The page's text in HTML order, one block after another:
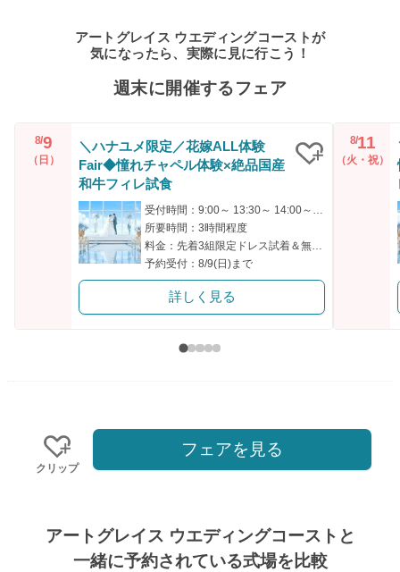
アートグレイス ウエディングコーストが
気になったら、実際に見に行こう！
週末に開催するフェア
8/9
（日）
＼ハナユメ限定／花嫁ALL体験
Fair◆憧れチャペル体験×絶品国産
和牛フィレ試食
受付時間：9:00～ 13:30～ 14:00～ 14:30～ 17:00～
所要時間：3時間程度
料金：先着3組限定ドレス試着＆無料厳選和牛フィレ肉試食
予約受付：8/9(日)まで
詳しく見る
8/11
（火・祝）
クリップ
フェアを見る
アートグレイス ウエディングコーストと
一緒に予約されている式場を比較